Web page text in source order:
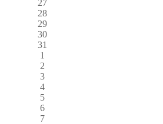
27
28
29
30
31
1
2
3
4
5
6
7